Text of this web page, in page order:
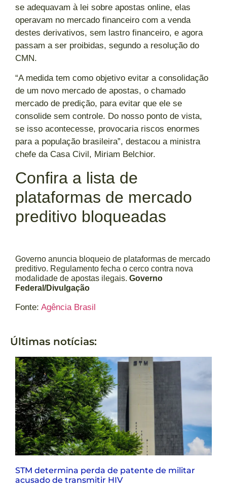
se adequavam à lei sobre apostas online, elas
operavam no mercado financeiro com a venda
destes derivativos, sem lastro financeiro, e agora
passam a ser proibidas, segundo a resolução do
CMN.
“A medida tem como objetivo evitar a consolidação
de um novo mercado de apostas, o chamado
mercado de predição, para evitar que ele se
consolide sem controle. Do nosso ponto de vista,
se isso acontecesse, provocaria riscos enormes
para a população brasileira”, destacou a ministra
chefe da Casa Civil, Miriam Belchior.
Confira a lista de
plataformas de mercado
preditivo bloqueadas
Governo anuncia bloqueio de plataformas de mercado
preditivo. Regulamento fecha o cerco contra nova
modalidade de apostas ilegais. Governo
Federal/Divulgação
Fonte: Agência Brasil
Últimas notícias:
STM determina perda de patente de militar
acusado de transmitir HIV